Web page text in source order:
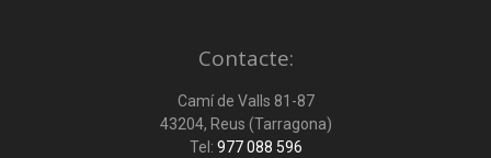
Contacte:
Camí de Valls 81-87
43204, Reus (Tarragona)
Tel: 977 088 596